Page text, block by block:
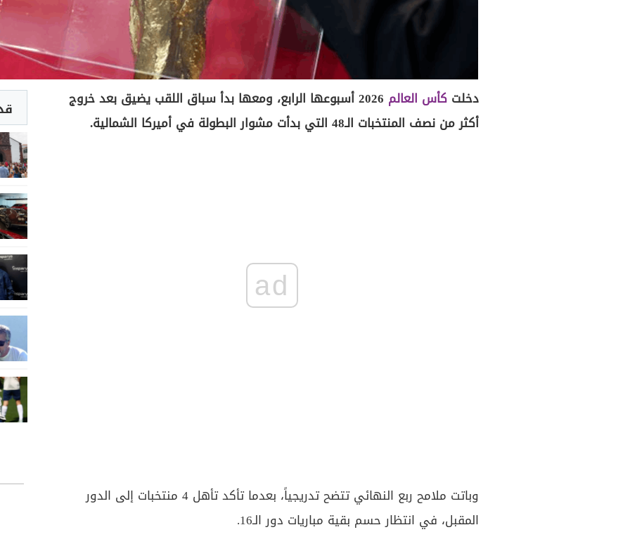
دخلت كأس العالم
2026 أسبوعها الرابع، ومعها بدأ سباق اللقب يضيق بعد خروج
أكثر من نصف المنتخبات الـ48 التي بدأت مشوار البطولة في أميركا الشمالية.
ad
وباتت ملامح ربع النهائي تتضح تدريجياً، بعدما تأكد تأهل 4 منتخبات إلى الدور
المقبل، في انتظار حسم بقية مباريات دور الـ16.